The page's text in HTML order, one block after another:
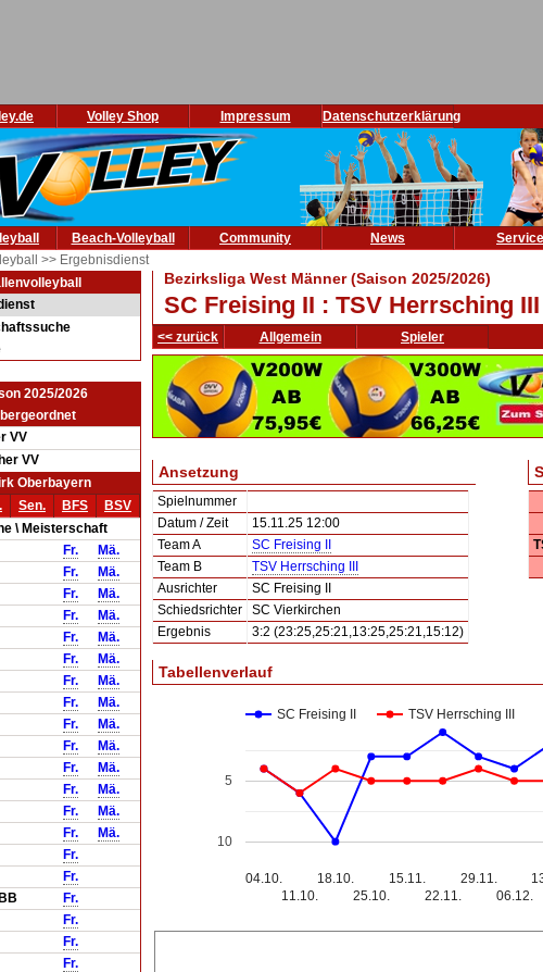
Volley Shop Impressum Datenschutzerklärung
Beach-Volleyball Community News
Service
>> Ergebnisdienst
2025/2026
VV
VV
Oberbayern
Sen. BFS
BSV
\ Meisterschaft
Fr.
Mä.
Fr.
Mä.
Fr.
Mä.
Fr.
Mä.
Fr.
Mä.
Fr.
Mä.
Fr.
Mä.
Fr.
Mä.
Fr.
Mä.
Fr.
Mä.
Fr.
Mä.
Fr.
Mä.
Fr.
Mä.
Fr.
Mä.
Fr.
Fr.
Fr.
Fr.
Fr.
Fr.
Bezirksliga West Männer (Saison 2025/2026)
SC Freising II : TSV Herrsching III
<< zurück Allgemein Spieler
Ansetzung
Spielnummer
Datum / Zeit
15.11.25 12:00
Team A
SC Freising II
Team B
TSV Herrsching III
Ausrichter
SC Freising II
Schiedsrichter
SC Vierkirchen
Ergebnis
3:2 (23:25,25:21,13:25,25:21,15:12)
Tabellenverlauf
SC Freising II TSV Herrsching III
04.10.
11.10.
18.10.
25.10.
15.11.
22.11.
29.11.
06.12.
5
10